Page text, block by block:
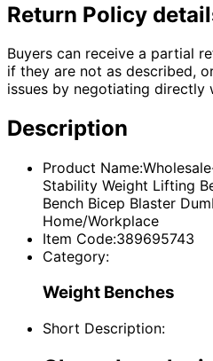
Return Policy
Buyers can receive a partial
if they are not as described,
issues by negotiating directly
Description
Product
Stability Weight Lifting
Bench Bicep Blaster
Home/Workplace
Item Code:389695743
Category:
Weight Benches
Short Description: